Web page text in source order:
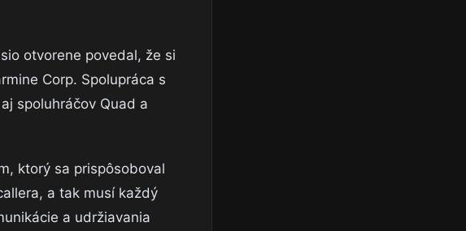
otvorene povedal, že si
Corp. Spolupráca s
spoluhráčov Quad a
ktorý sa prispôsoboval
a tak musí každý
a udržiavania